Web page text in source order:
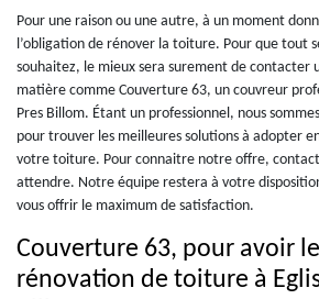
Pour une raison ou une autre, à un moment
l’obligation de rénover la toiture. Pour que tout
souhaitez, le mieux sera surement de contacter
matière comme Couverture 63, un couvreur
Pres Billom. Étant un professionnel, nous
pour trouver les meilleures solutions à adopter
votre toiture. Pour connaitre notre offre,
attendre. Notre équipe restera à votre
vous offrir le maximum de satisfaction.
Couverture 63, pour avoir
rénovation de toiture à